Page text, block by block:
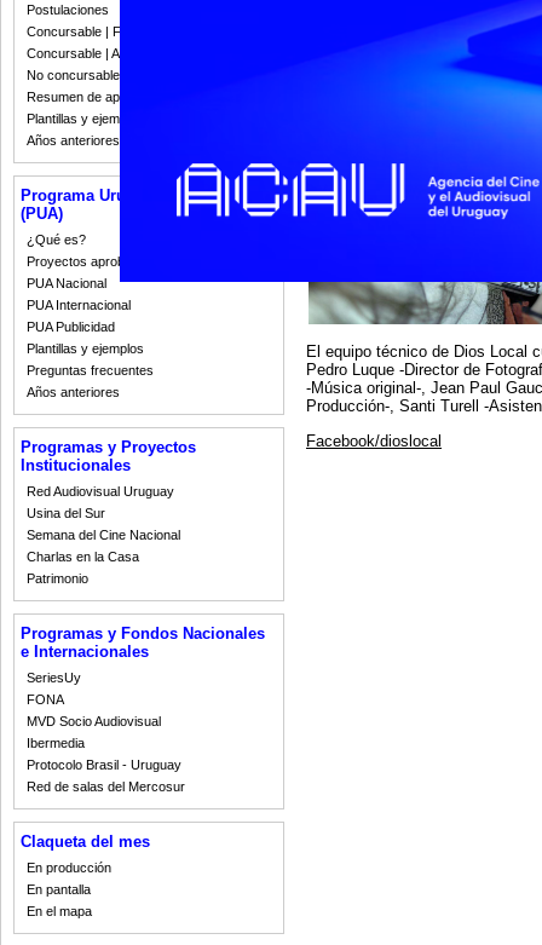
Postulaciones
Concursable | Fallos 2023
Concursable | Actas y Resoluciones
No concursable | Actas y Resoluciones
Resumen de apoyos 2008-2022
Plantillas y ejemplos
Años anteriores
Programa Uruguay Audiovisual
(PUA)
¿Qué es?
Proyectos aprobados
PUA Nacional
PUA Internacional
PUA Publicidad
Plantillas y ejemplos
Preguntas frecuentes
Años anteriores
Programas y Proyectos
Institucionales
Red Audiovisual Uruguay
Usina del Sur
Semana del Cine Nacional
Charlas en la Casa
Patrimonio
Programas y Fondos Nacionales
e Internacionales
SeriesUy
FONA
MVD Socio Audiovisual
Ibermedia
Protocolo Brasil - Uruguay
Red de salas del Mercosur
Claqueta del mes
En producción
En pantalla
En el mapa
Ya en su etapa de
García Cucucovich, recibió
Driver, una de las mayores
encargada de distribuir este
El equipo técnico de Dios Local
Pedro Luque -Director de
-Música original-, Jean Paul
Producción-, Santi Turell -
Facebook/dioslocal